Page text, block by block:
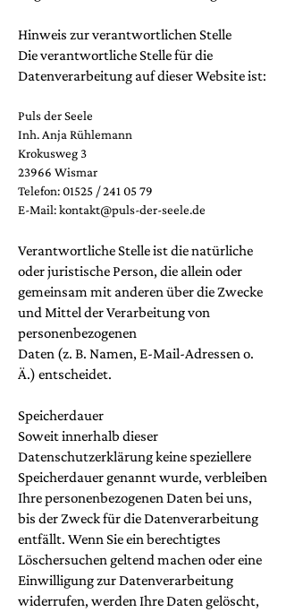
Hinweis zur verantwortlichen Stelle
Die verantwortliche Stelle für die
Datenverarbeitung auf dieser Website ist:
Puls der Seele
Inh. Anja Rühlemann
Krokusweg 3
23966 Wismar
Telefon: 01525 /241 05 79
E-Mail: kontakt@puls-der-seele.de
Verantwortliche Stelle ist die natürliche
oder juristische Person, die allein oder
gemeinsam mit anderen über die Zwecke
und Mittel der Verarbeitung von
personenbezogenen
Daten (z. B. Namen, E-Mail-Adressen o.
Ä.) entscheidet.
Speicherdauer
Soweit innerhalb dieser
Datenschutzerklärung keine speziellere
Speicherdauer genannt wurde, verbleiben
Ihre personenbezogenen Daten bei uns,
bis der Zweck für die Datenverarbeitung
entfällt. Wenn Sie ein berechtigtes
Löschersuchen geltend machen oder eine
Einwilligung zur Datenverarbeitung
widerrufen, werden Ihre Daten gelöscht,